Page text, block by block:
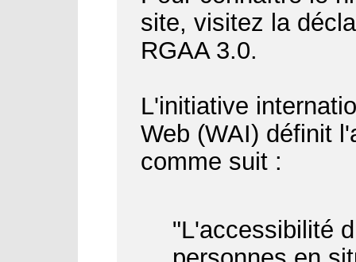
site, visitez la
RGAA 3.0.
L'initiative
Web (WAI) définit
comme suit :
"L'accessibilité